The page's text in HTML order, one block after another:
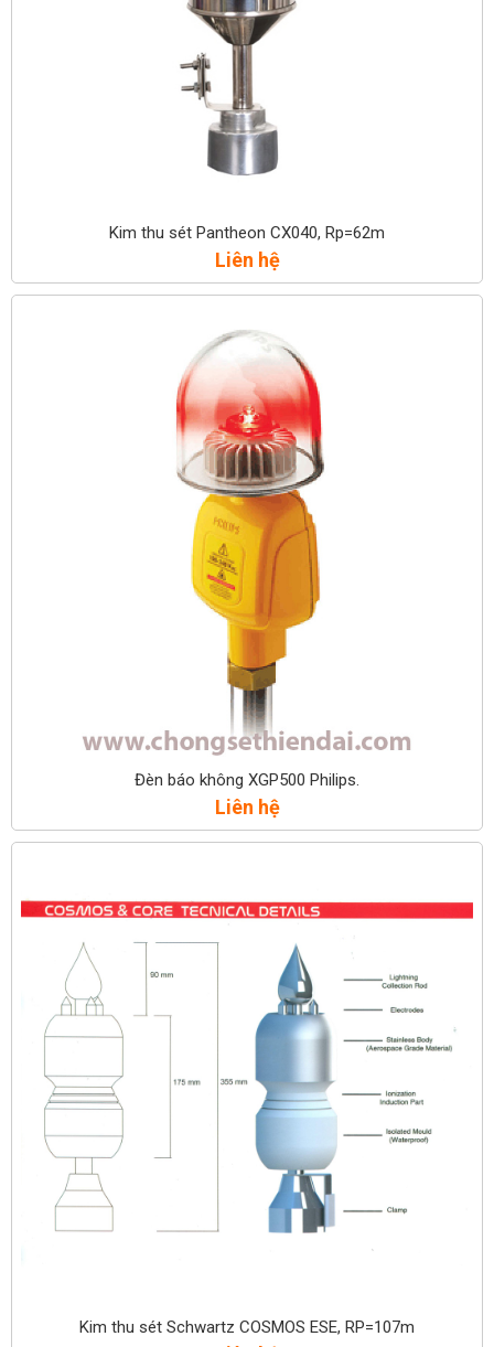
Kim thu sét Pantheon CX040, Rp=62m
Liên hệ
Đèn báo không XGP500 Philips.
Liên hệ
Kim thu sét Schwartz COSMOS ESE, RP=107m